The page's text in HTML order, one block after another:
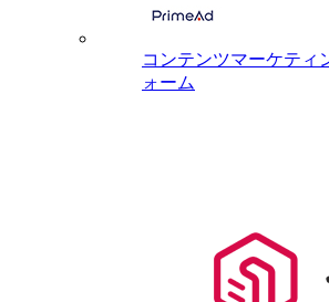
コンテンツマーケティ
ォーム